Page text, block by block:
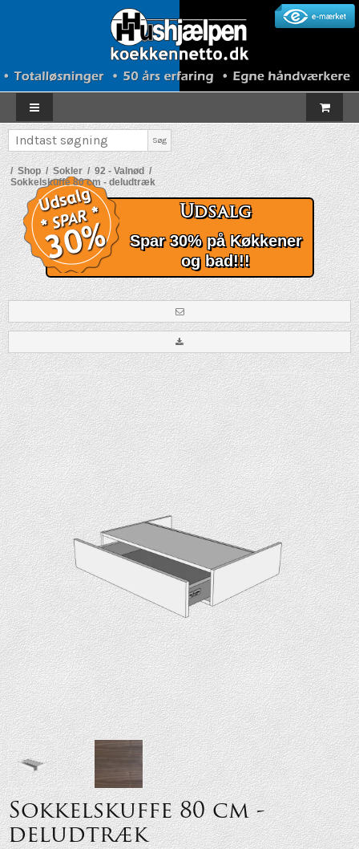
Søg
/ Shop / Sokler / 92 - Valnød /
Sokkelskuffe 80 cm - deludtræk
Udsalg
Spar 30% på Køkkener
og bad!!!
Sokkelskuffe 80 cm -
deludtræk